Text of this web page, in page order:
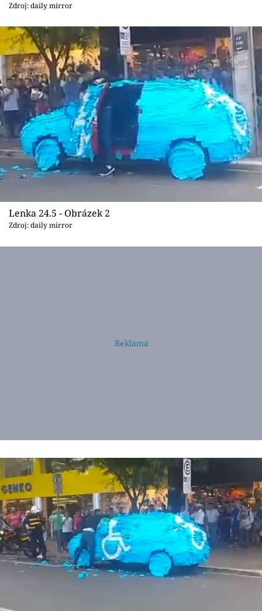
Videa
Sledujte prima+
Přihlášení
Sledujte nás
Zdroj: daily mirror
Lenka 24.5 - Obrázek 2
Zdroj: daily mirror